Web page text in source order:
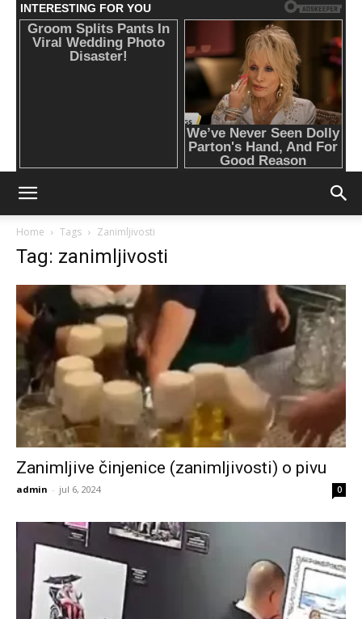
Home Tags Zanimljivosti
Tag: zanimljivosti
Zanimljive činjenice (zanimljivosti) o pivu
admin - jul 6, 2024 0